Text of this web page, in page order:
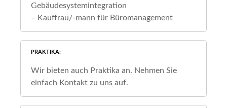
Gebäudesystemintegration
– Kauffrau/-mann für Büromanagement
PRAKTIKA
Wir bieten auch Praktika an. Nehmen Sie
einfach Kontakt zu uns auf.